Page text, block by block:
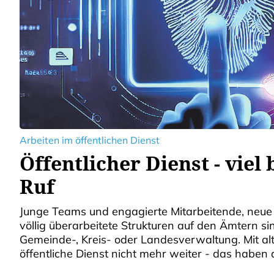
Arbeiten im öffentlichen Dienst
Öffentlicher Dienst - viel
Ruf
Junge Teams und engagierte Mitarbeitende,
völlig überarbeitete Strukturen auf den Ämtern
Gemeinde-, Kreis- oder Landesverwaltung. Mit
öffentliche Dienst nicht mehr weiter - das haben